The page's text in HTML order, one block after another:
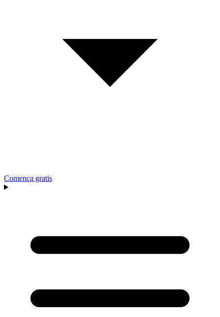
Comença gratis